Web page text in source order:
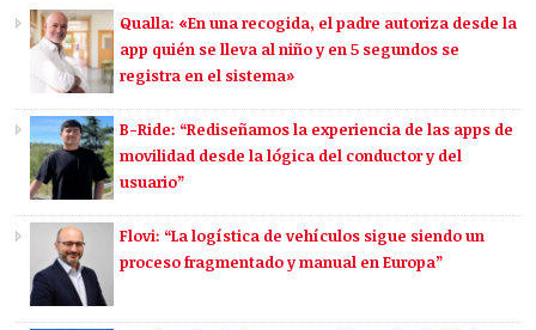
Qualla: «En una recogida, el padre autoriza desde la
app quién se lleva al niño y en 5 segundos se
registra en el sistema»
B-Ride: “Rediseñamos la experiencia de las apps de
movilidad desde la lógica del conductor y del
usuario”
Flovi: “La logística de vehículos sigue siendo un
proceso fragmentado y manual en Europa”